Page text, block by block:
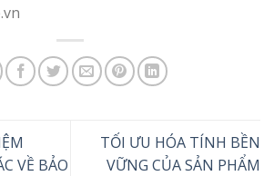
VỀ BẢO
TỐI ƯU HÓA TÍNH BỀN
VỮNG CỦA SẢN PHẨM